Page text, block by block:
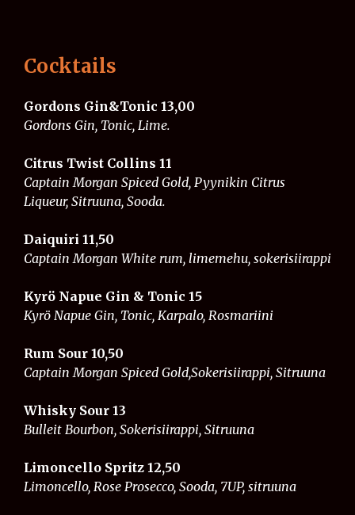
Cocktails
Gordons Gin&Tonic 13,00
Gordons Gin, Tonic, Lime.
Citrus Twist Collins 11
Captain Morgan Spiced Gold, Pyynikin Citrus
Liqueur, Sitruuna, Sooda.
Daiquiri 11,50
Captain Morgan White rum, limemehu, sokerisiirappi
Kyrö Napue Gin & Tonic 15
Kyrö Napue Gin, Tonic, Karpalo, Rosmariini
Rum Sour 10,50
Captain Morgan Spiced Gold,Sokerisiirappi, Sitruuna
Whisky Sour 13
Bulleit Bourbon, Sokerisiirappi, Sitruuna
Limoncello Spritz 12,50
Limoncello, Rose Prosecco, Sooda, 7UP, sitruuna